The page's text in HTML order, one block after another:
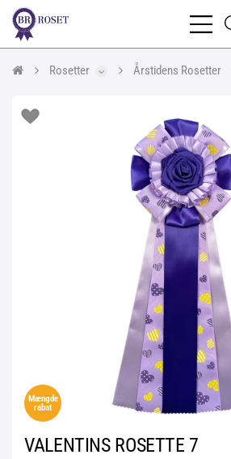
Rosetter Årstidens Rosetter
Mængde
rabat
VALENTINS ROSETTE 7